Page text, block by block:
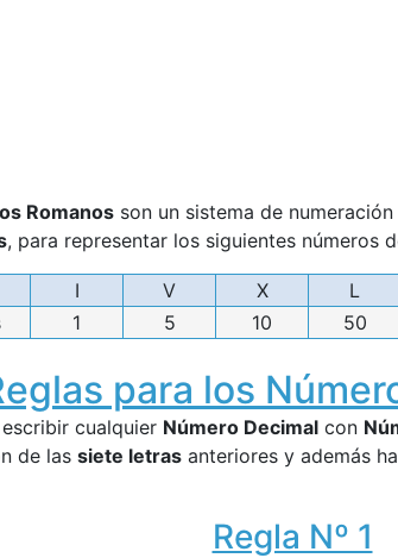
Romanos son un sistema de
, para representar los siguientes números
I V X L
1 5 10 50
para los
cualquier Número Decimal con
de las siete letras anteriores y además
Regla Nº 1